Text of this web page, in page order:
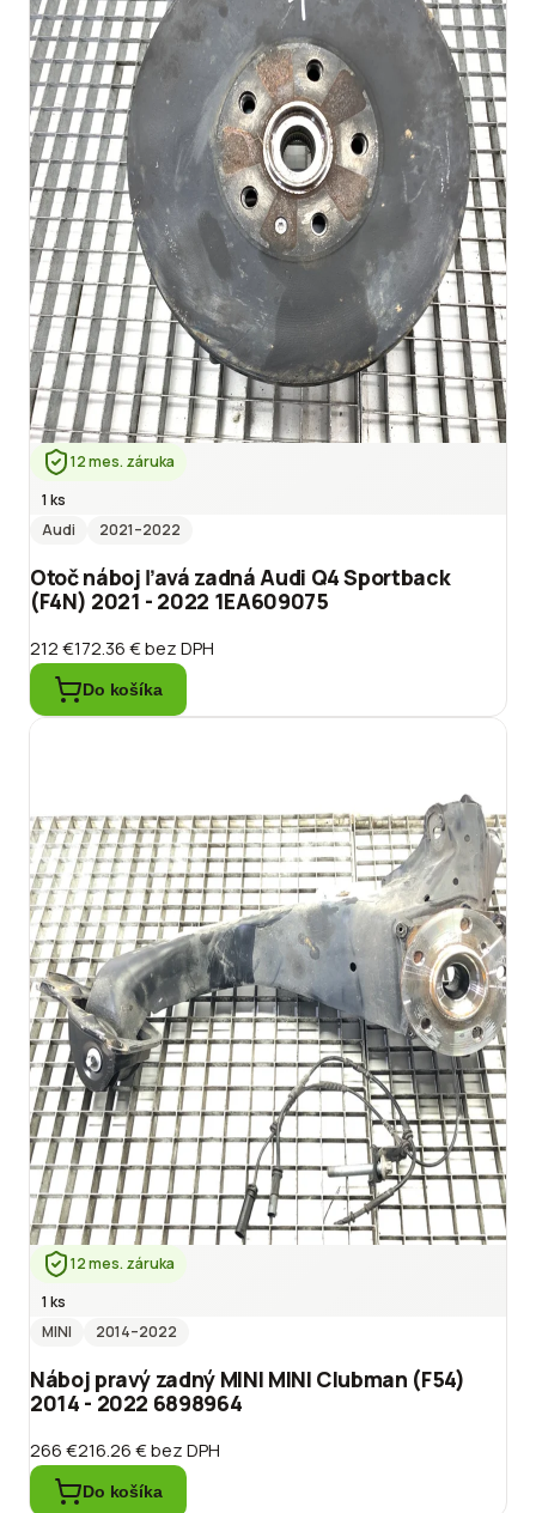
12 mes. záruka
1 ks
Audi
2021–2022
Otoč náboj ľavá zadná Audi Q4 Sportback
(F4N) 2021 - 2022 1EA609075
212 €172.36 €bez DPH
Do košíka
12 mes. záruka
1 ks
MINI
2014–2022
Náboj pravý zadný MINI MINI Clubman (F54)
2014 - 2022 6898964
266 €216.26 €bez DPH
Do košíka